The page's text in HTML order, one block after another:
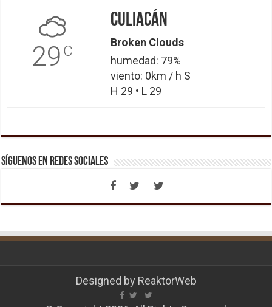
29 C
Culiacán
Broken Clouds
humedad: 79%
viento: 0km / h S
H 29 • L 29
Síguenos en Redes Sociales
Designed by ReaktorWeb